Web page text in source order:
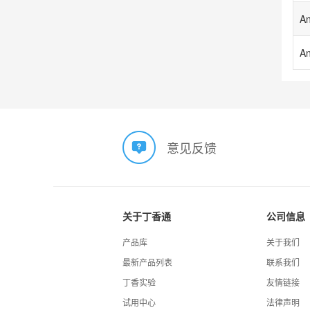
意见反馈
关于丁香通
产品库
最新产品列表
丁香实验
试用中心
公司信息
关于我们
联系我们
友情链接
法律声明